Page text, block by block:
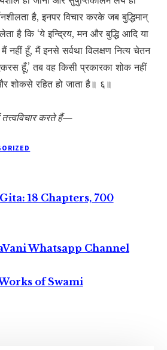
है, इनपर विचार करके जब बुद्धिमान्
है कि ‘ये इन्द्रिय, मन और बुद्धि आदि या
नहीं हूँ, मैं इनसे सर्वथा विलक्षण नित्य चेतन
हूँ,’ तब वह किसी प्रकारका शोक नहीं
शोकसे रहित हो जाता है॥ ६॥
तत्त्वविचार करते हैं—
18 Chapters, 700
Whatsapp Channel
of Swami